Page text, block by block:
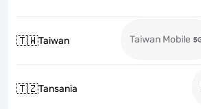
🇹🇼Taiwan Taiwan Mobile
🇹🇿Tansania